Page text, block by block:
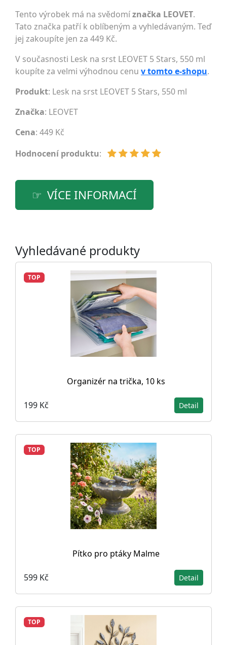
Tento výrobek má na svědomíznačka LEOVET.
Tato značka patří k oblíbeným a vyhledávaným. Teď
jej zakoupíte jen za 449 Kč.
V současnosti Lesk na srst LEOVET 5 Stars, 550 ml
koupíte za velmi výhodnou cenu v tomto e-shopu.
Produkt: Lesk na srst LEOVET 5 Stars, 550 ml
Značka: LEOVET
Cena: 449 Kč
Hodnocení produktu:
VÍCE INFORMACÍ
Vyhledávané produkty
TOP
Organizér na trička, 10 ks
199 Kč Detail
TOP
Pítko pro ptáky Malme
599 Kč Detail
TOP